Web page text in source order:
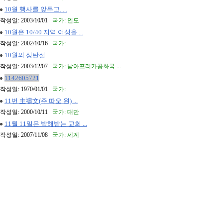
10월 행사를 앞두고.....
작성일: 2003/10/01 국가: 인도
10월은 10/40 지역 여성을 ...
작성일: 2002/10/16 국가:
10월의 성탄절
작성일: 2003/12/07 국가: 남아프리카공화국 ...
1142605721
작성일: 1970/01/01 국가:
11번 主禱文(주 따오 원) ...
작성일: 2000/10/11 국가: 대만
11월 11일은 박해받는 교회 ...
작성일: 2007/11/08 국가: 세계